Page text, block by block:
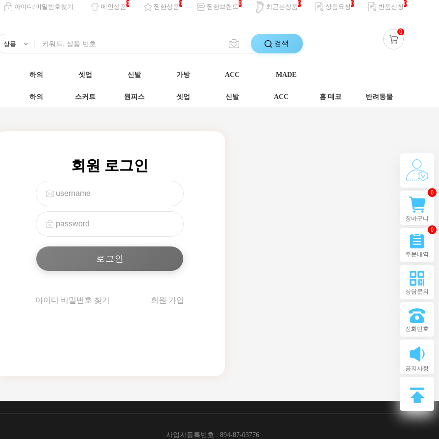
아이디/비밀번호찾기 메인상품0 찜한상품0 찜한브랜드0 최근본상품0 상품요청0 반품신청0
검색
0
하의 셋업 신발 가방 ACC MADE
하의 스커트 원피스 셋업 신발 ACC 홈|데코 반려동물
회원 로그인
아이디 비밀번호 찾기 회원 가입
사업자등록번호 : 894-87-03776
장바구니
0
주문내역
0
상담문의
전화번호
공지사항